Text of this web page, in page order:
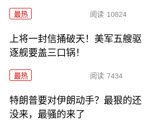
最热 阅读 10824
上将一封信捅破天！美军五艘驱
逐舰要盖三口锅！
最热 阅读 7434
特朗普要对伊朗动手？最狠的还
没来，最骚的来了